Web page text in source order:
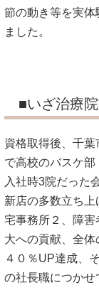
節の動き等を実体
ました。
■いざ治療
資格取得後、千
で高校のバスケ部
入社時3院だった
新店の多数立ち
宅事務所２、障
大への貢献、全
４０％UP達成、
の社長職につかせ